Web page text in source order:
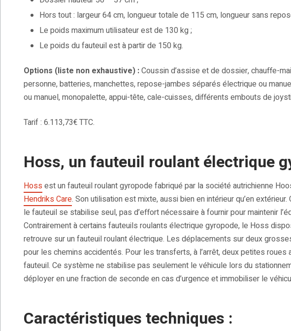
Hors tout : largeur 64 cm, longueur totale de 115 cm, longueur sans
Le poids maximum utilisateur est de 130 kg ;
Le poids du fauteuil est à partir de 150 kg.
Options (liste non exhaustive) :Coussin d’assise et de dossier, chauffe-
personne, batteries, manchettes, repose-jambes séparés électrique ou
ou manuel, monopalette, appui-tête, cale-cuisses, différents embouts de
Tarif : 6.113,73€ TTC.
Hoss, un fauteuil roulant électrique
Hossest un fauteuil roulant gyropode fabriqué par la société autrichienne
Hendriks Care. Son utilisation est mixte, aussi bien en intérieur qu’en
le fauteuil se stabilise seul, pas d’effort nécessaire à fournir pour maintenir
Contrairement à certains fauteuils roulants électrique gyropode, le Hoss
retrouve sur un fauteuil roulant électrique. Les déplacements sur deux
pour les chemins accidentés. Pour les transferts, à l’arrêt, deux petites
fauteuil. Ce système ne stabilise pas seulement le véhicule lors du
déployer en une fraction de seconde en cas d’urgence et immobiliser le
Caractéristiques techniques :